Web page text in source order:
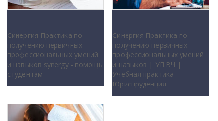
Синергия Практика по
получению первичных
профессиональных умений
и навыков synergy - помощь
студентам
Синергия Практика по
получению первичных
профессиональных умений
и навыков | УП.ВЧ |
Учебная практика -
Юриспруденция